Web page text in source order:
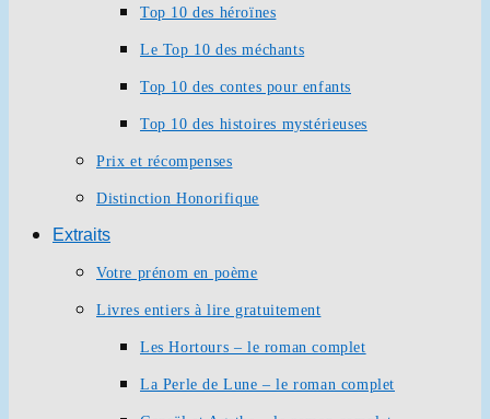
Top 10 des héroïnes
Le Top 10 des méchants
Top 10 des contes pour enfants
Top 10 des histoires mystérieuses
Prix et récompenses
Distinction Honorifique
Extraits
Votre prénom en poème
Livres entiers à lire gratuitement
Les Hortours – le roman complet
La Perle de Lune – le roman complet